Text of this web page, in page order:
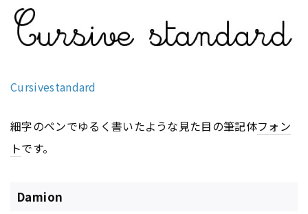
Cursivestandard
細字のペンでゆるく書いたような見た目の筆記体フォン
トです。
Damion